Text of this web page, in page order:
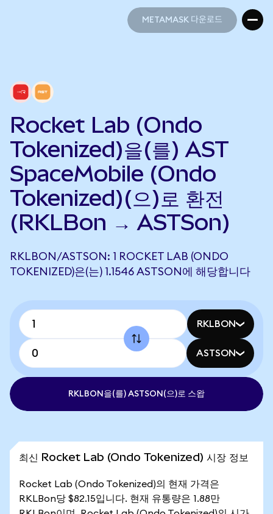
METAMASK 다운로드
Rocket Lab (Ondo
Tokenized)을(를) AST
SpaceMobile (Ondo
Tokenized)(으)로 환전
(RKLBon → ASTSon)
RKLBON/ASTSON: 1 ROCKET LAB (ONDO
TOKENIZED)은(는) 1.1546 ASTSON에 해당합니다
RKLBON
ASTSON
RKLBON을(를) ASTSON(으)로 스왑
최신 Rocket Lab (Ondo Tokenized) 시장 정보
Rocket Lab (Ondo Tokenized)의 현재 가격은
RKLBon당 $82.15입니다. 현재 유통량은 1.88만